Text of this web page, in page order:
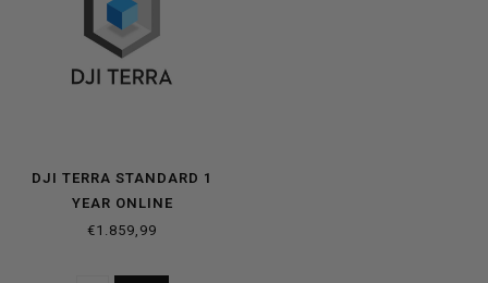
DJI TERRA STANDARD 1
YEAR ONLINE
€1.859,99